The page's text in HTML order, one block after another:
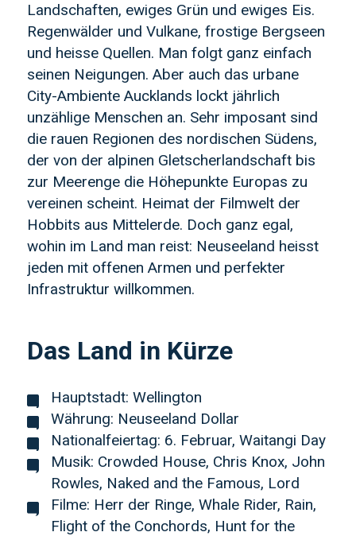
Landschaften, ewiges Grün und ewiges Eis.
Regenwälder und Vulkane, frostige Bergseen
und heisse Quellen. Man folgt ganz einfach
seinen Neigungen. Aber auch das urbane
City-Ambiente Aucklands lockt jährlich
unzählige Menschen an. Sehr imposant sind
die rauen Regionen des nordischen Südens,
der von der alpinen Gletscherlandschaft bis
zur Meerenge die Höhepunkte Europas zu
vereinen scheint. Heimat der Filmwelt der
Hobbits aus Mittelerde. Doch ganz egal,
wohin im Land man reist: Neuseeland heisst
jeden mit offenen Armen und perfekter
Infrastruktur willkommen.
Das Land in Kürze
Hauptstadt: Wellington
Währung: Neuseeland Dollar
Nationalfeiertag: 6. Februar, Waitangi Day
Musik: Crowded House, Chris Knox, John
Rowles, Naked and the Famous, Lord
Filme: Herr der Ringe, Whale Rider, Rain,
Flight of the Conchords, Hunt for the